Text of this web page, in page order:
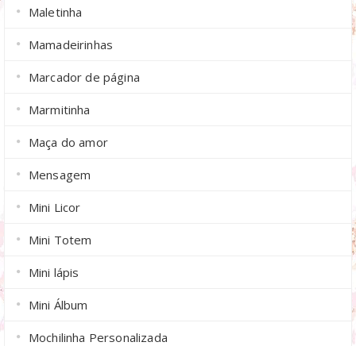
Maletinha
Mamadeirinhas
Marcador de página
Marmitinha
Maça do amor
Mensagem
Mini Licor
Mini Totem
Mini lápis
Mini Álbum
Mochilinha Personalizada